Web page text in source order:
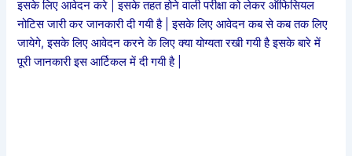
इसके लिए आवेदन करे | इसके तहत होने वाली परीक्षा को लेकर ऑफिसियल
नोटिस जारी कर जानकारी दी गयी है | इसके लिए आवेदन कब से कब तक लिए
जायेगे, इसके लिए आवेदन करने के लिए क्या योग्यता रखी गयी है इसके बारे में
पूरी जानकारी इस आर्टिकल में दी गयी है |